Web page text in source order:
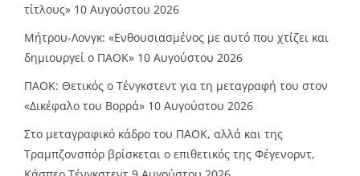
τίτλους» 10 Αυγούστου 2026
Μήτρου-Λονγκ: «Ενθουσιασμένος με αυτό που χτίζει και
δημιουργεί ο ΠΑΟΚ» 10 Αυγούστου 2026
ΠΑΟΚ: Θετικός ο Τένγκστεντ για τη μεταγραφή του στον
«Δικέφαλο του Βορρά» 10 Αυγούστου 2026
Στο μεταγραφικό κάδρο του ΠΑΟΚ, αλλά και της
Τραμπζονσπόρ βρίσκεται ο επιθετικός της Φέγενορντ,